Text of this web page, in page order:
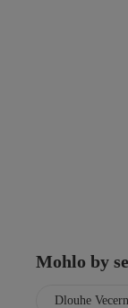
Mohlo by
Dlouhe